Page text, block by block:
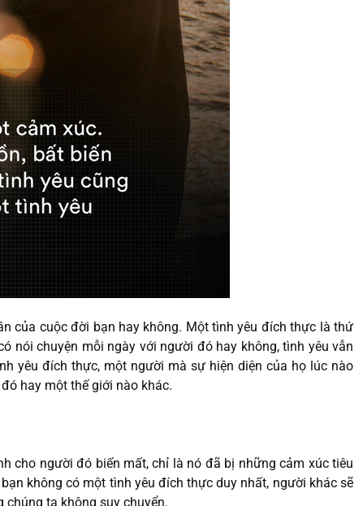
của cuộc đời bạn hay không. Một tình yêu đích thực là thứ
nói chuyện mỗi ngày với người đó hay không, tình yêu vẫn
yêu đích thực, một người mà sự hiện diện của họ lúc nào
hay một thế giới nào khác.
cho người đó biến mất, chỉ là nó đã bị những cảm xúc tiêu
không có một tình yêu đích thực duy nhất, người khác sẽ
ta không suy chuyển.